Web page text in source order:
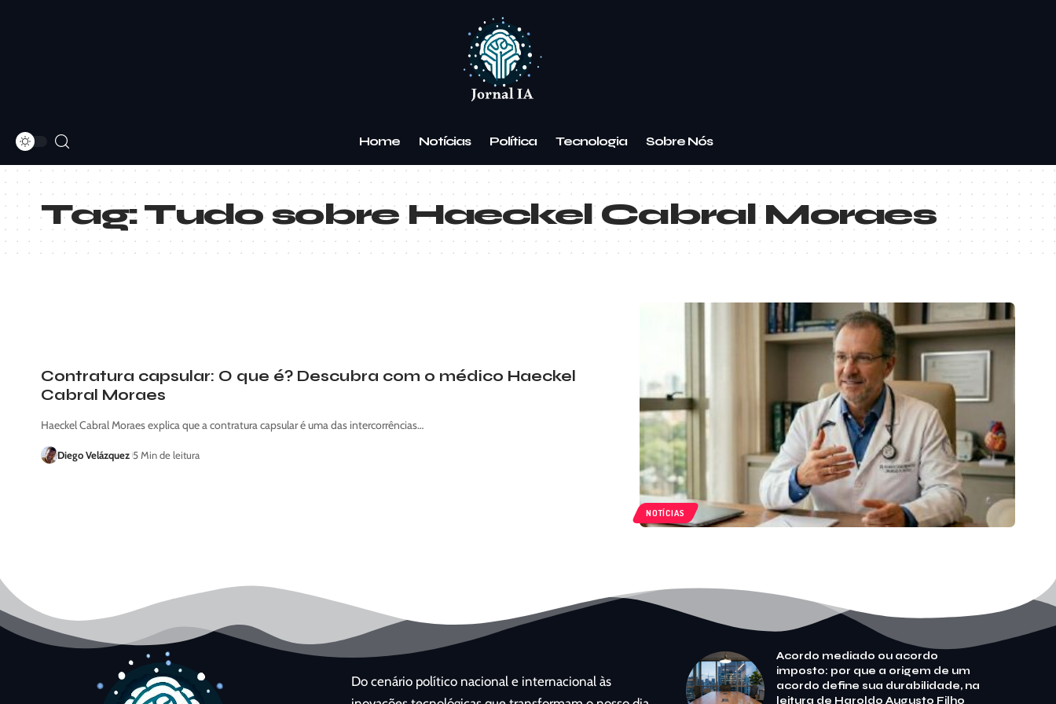
Home Notícias Política Tecnologia Sobre Nós
Tag: Tudo sobre Haeckel Cabral Moraes
NOTÍCIAS
Contratura capsular: O que é? Descubra com o médico Haeckel
Cabral Moraes
Haeckel Cabral Moraes explica que a contratura capsular é uma das intercorrências…
Diego Velázquez 5 Min de leitura
Do cenário político nacional e internacional às
Acordo mediado ou acordo
imposto: por que a origem de um
acordo define sua durabilidade, na
leitura de Haroldo Augusto Filho